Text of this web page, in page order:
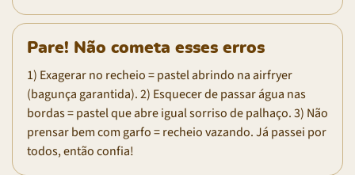
Pare! Não cometa esses erros
1) Exagerar no recheio = pastel abrindo na airfryer
(bagunça garantida). 2) Esquecer de passar água nas
bordas = pastel que abre igual sorriso de palhaço. 3) Não
prensar bem com garfo = recheio vazando. Já passei por
todos, então confia!